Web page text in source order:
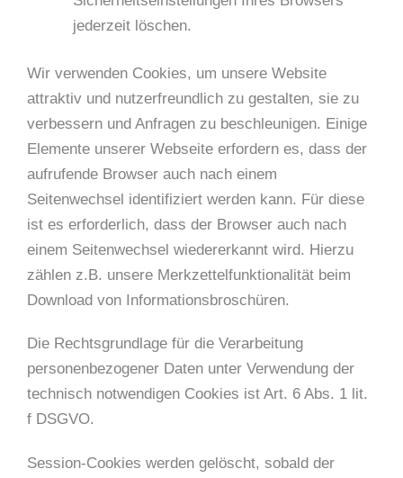
jederzeit löschen.
Wir verwenden Cookies, um unsere Website
attraktiv und nutzerfreundlich zu gestalten, sie zu
verbessern und Anfragen zu beschleunigen. Einige
Elemente unserer Webseite erfordern es, dass der
aufrufende Browser auch nach einem
Seitenwechsel identifiziert werden kann. Für diese
ist es erforderlich, dass der Browser auch nach
einem Seitenwechsel wiedererkannt wird. Hierzu
zählen z.B. unsere Merkzettelfunktionalität beim
Download von Informationsbroschüren.
Die Rechtsgrundlage für die Verarbeitung
personenbezogener Daten unter Verwendung der
technisch notwendigen Cookies ist Art. 6 Abs. 1 lit.
f DSGVO.
Session-Cookies werden gelöscht, sobald der